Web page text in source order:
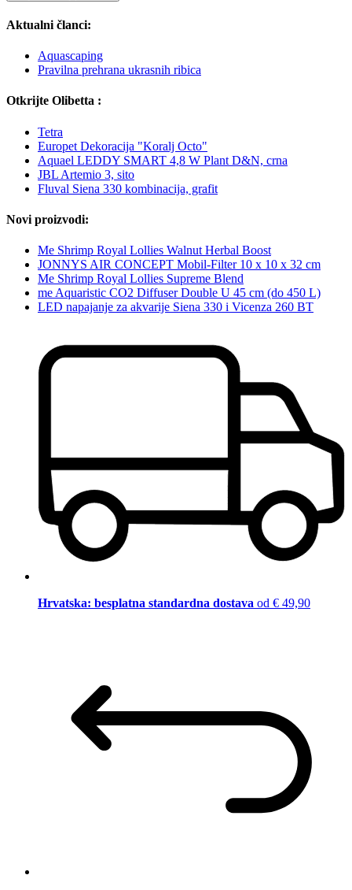
Aktualni članci:
Aquascaping
Pravilna prehrana ukrasnih ribica
Otkrijte Olibetta :
Tetra
Europet Dekoracija "Koralj Octo"
Aquael LEDDY SMART 4,8 W Plant D&N, crna
JBL Artemio 3, sito
Fluval Siena 330 kombinacija, grafit
Novi proizvodi:
Me Shrimp Royal Lollies Walnut Herbal Boost
JONNYS AIR CONCEPT Mobil-Filter 10 x 10 x 32 cm
Me Shrimp Royal Lollies Supreme Blend
me Aquaristic CO2 Diffuser Double U 45 cm (do 450 L)
LED napajanje za akvarije Siena 330 i Vicenza 260 BT
Hrvatska: besplatna standardna dostava od € 49,90